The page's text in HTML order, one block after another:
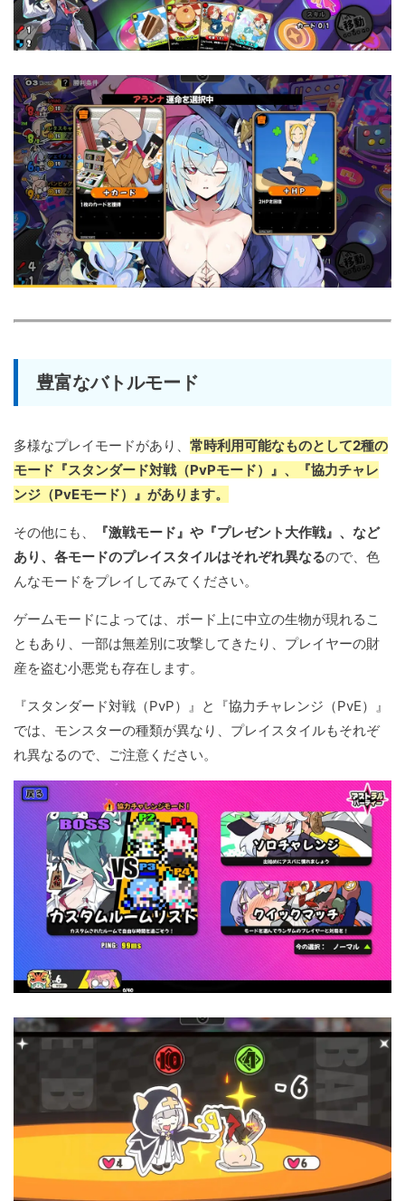
豊富なバトルモード
多様なプレイモードがあり、 常時利用可能なものとして2種の
モード『スタンダード対戦（PvPモード）』、『協力チャレ
ンジ（PvEモード）』があります。
その他にも、
『激戦モード』や『プレゼント大作戦』、など
あり、各モードのプレイスタイルはそれぞれ異なるので、色
んなモードをプレイしてみてください。
ゲームモードによっては、ボード上に中立の生物が現れるこ
ともあり、一部は無差別に攻撃してきたり、プレイヤーの財
産を盗む小悪党も存在します。
『スタンダード対戦（PvP）』と『協力チャレンジ（PvE）』
では、モンスターの種類が異なり、プレイスタイルもそれぞ
れ異なるので、ご注意ください。